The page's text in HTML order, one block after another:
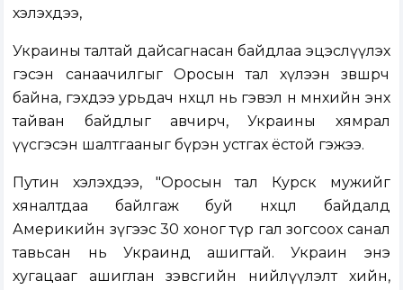
хэлэхдээ,
Украины талтай дайсагнасан байдлаа эцэслүүлэх
гэсэн санаачилгыг Оросын тал хүлээн зөвшөөрч
байна, гэхдээ урьдач нөхцөл нь гэвэл өнө мөнхийн энх
тайван байдлыг авчирч, Украины хямрал
үүсгэсэн шалтгааныг бүрэн устгах ёстой гэжээ.
Путин хэлэхдээ, "Оросын тал Курск мужийг
хяналтдаа байлгаж буй нөхцөл байдалд
Америкийн зүгээс 30 хоног түр гал зогсоох санал
тавьсан нь Украинд ашигтай. Украин энэ
хугацааг ашиглан зэвсгийн нийлүүлэлт хийн,